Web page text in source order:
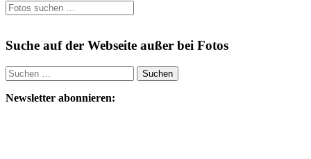
Suche auf der Webseite außer bei Fotos
Suchen
nach:
Newsletter abonnieren: